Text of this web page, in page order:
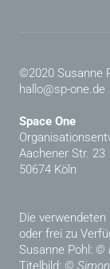
©2020 Susanne
hallo@sp-one.de
Space One
Aachener Str. 23
50674 Köln
Die
oder frei zu
Susanne Pohl: ©
Titelbild: ©